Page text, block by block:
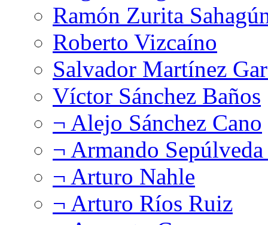
Ramón Zurita
Roberto Vizcaíno
Salvador Martínez
Víctor Sánchez Baños
¬ Alejo Sánchez Cano
¬ Armando
¬ Arturo Nahle
¬ Arturo Ríos Ruiz